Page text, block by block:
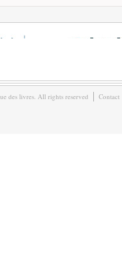
des livres. All rights reserved Contact